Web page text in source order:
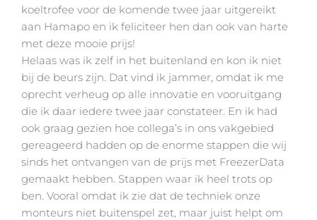
koeltrofee voor de komende twee jaar uitgereikt
aan Hamapo en ik feliciteer hen dan ook van harte
met deze mooie prijs!
Helaas was ik zelf in het buitenland en kon ik niet
bij de beurs zijn. Dat vind ik jammer, omdat ik me
oprecht verheug op alle innovatie en vooruitgang
die ik daar iedere twee jaar constateer. En ik had
ook graag gezien hoe collega’s in ons vakgebied
gereageerd hadden op de enorme stappen die wij
sinds het ontvangen van de prijs met FreezerData
gemaakt hebben. Stappen waar ik heel trots op
ben. Vooral omdat ik zie dat de techniek onze
monteurs niet buitenspel zet, maar juist helpt om